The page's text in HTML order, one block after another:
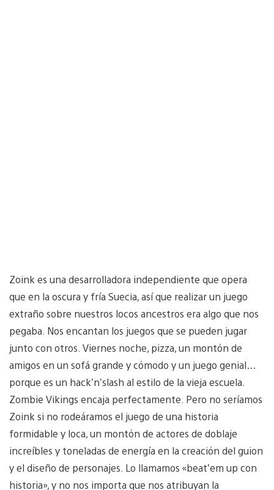
Zoink es una desarrolladora independiente que opera
que en la oscura y fría Suecia, así que realizar un juego
extraño sobre nuestros locos ancestros era algo que nos
pegaba. Nos encantan los juegos que se pueden jugar
junto con otros. Viernes noche, pizza, un montón de
amigos en un sofá grande y cómodo y un juego genial…
porque es un hack’n’slash al estilo de la vieja escuela.
Zombie Vikings encaja perfectamente. Pero no seríamos
Zoink si no rodeáramos el juego de una historia
formidable y loca, un montón de actores de doblaje
increíbles y toneladas de energía en la creación del guion
y el diseño de personajes. Lo llamamos «beat’em up con
historia», y no nos importa que nos atribuyan la